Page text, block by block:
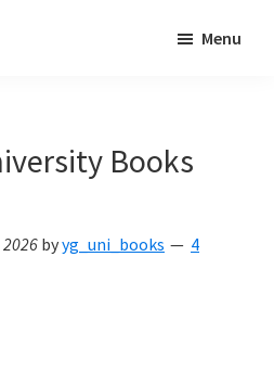
Menu
Books
2026 byyg_uni_books
4